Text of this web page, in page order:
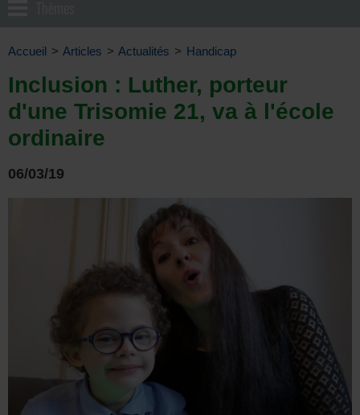
Accueil > Articles > Actualités > Handicap
Inclusion : Luther, porteur
d'une Trisomie 21, va à l'école
ordinaire
06/03/19